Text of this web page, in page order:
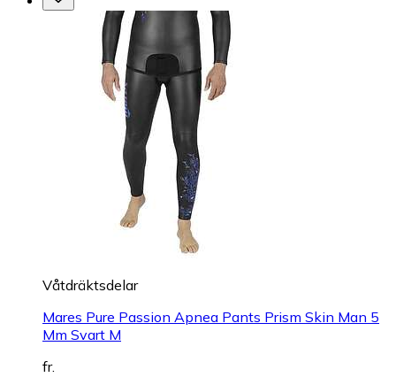
Våtdräktsdelar
Mares Pure Passion Apnea Pants Prism Skin Man 5
Mm Svart M
fr.